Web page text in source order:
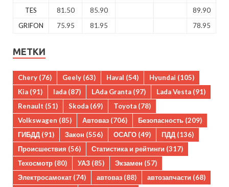
TES
81.50 85.90
89.90
GRIFON
75.95 81.95 78.95
МЕТКИ
Chery (76) Geely (63) Haval (54) Hyundai (105)
Kia (91) lada (87) LAda Granta (97) Lada Vesta (91)
Renault (51) Skoda (69) Toyota (78)
Volkswagen (85) Автоваз (706) Безопасность (209)
ГИБДД (91) Закон (556) ОСАГО (49) ПДД (136)
Происшествия (56) Статистика и рейтинги (317)
Техосмотр (80) УАЗ (85) Экзамен (57)
Электросамокат (74) автоваз (88) автозапчасти (68)